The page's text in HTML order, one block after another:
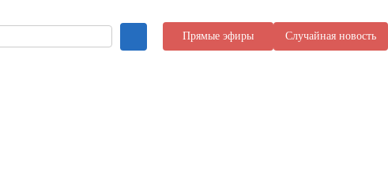
Прямые эфиры Случайная новость